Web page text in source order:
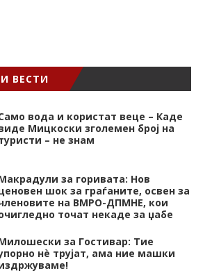
ВЕСТИ
вода и користат веце – Каде
Мицкоски зголемен број на
– не знам
за горивата: Нов
шок за граѓаните, освен за
на ВМРО-ДПМНЕ, кои
точат некаде за џабе
за Гостивар: Тие
нѐ трујат, ама ние машки